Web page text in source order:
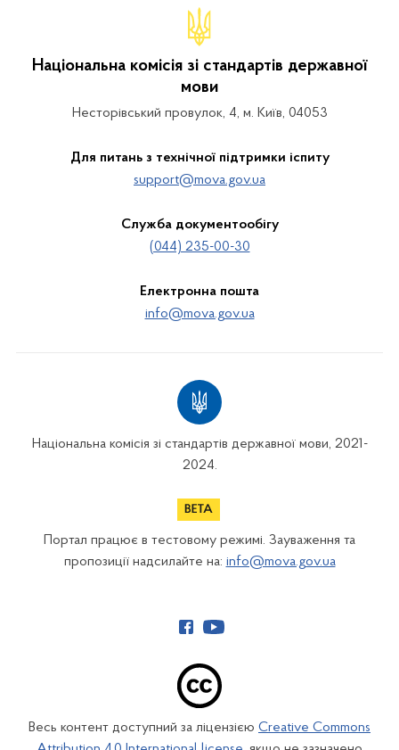
Національна комісія зі стандартів державної
мови
Несторівський провулок, 4, м. Київ, 04053
Для питань з технічної підтримки іспиту
support@mova.gov.ua
Служба документообігу
(044) 235-00-30
Електронна пошта
info@mova.gov.ua
Національна комісія зі стандартів державної мови, 2021-
2024.
Портал працює в тестовому режимі. Зауваження та
пропозиції надсилайте на: info@mova.gov.ua
Весь контент доступний за ліцензією Creative Commons